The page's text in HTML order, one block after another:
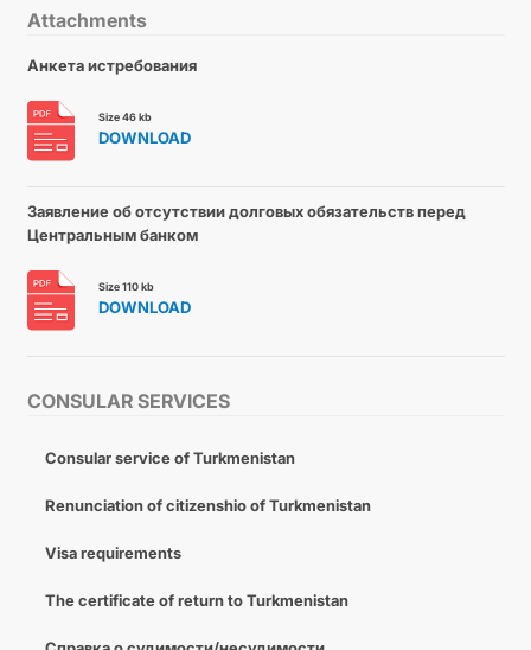
CONSULAR SERVICES
Consular service of Turkmenistan
Renunciation of citizenshio of Turkmenistan
Visa requirements
The certificate of return to Turkmenistan
Attachments
Анкета истребования
Size 46 kb
DOWNLOAD
Заявление об отсутствии долговых обязательств перед
Центральным банком
Size 110 kb
DOWNLOAD